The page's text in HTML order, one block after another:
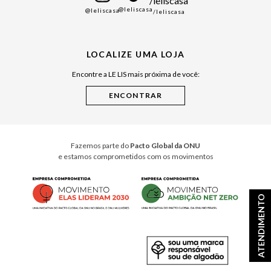
ATENDIMENTO
Cuidados Casa
@leliscasa@leliscasa/leliscasa
LOCALIZE UMA LOJA
Encontre a LE LIS mais próxima de você:
Fazemos parte do Pacto Global da ONU
e estamos comprometidos com os movimentos